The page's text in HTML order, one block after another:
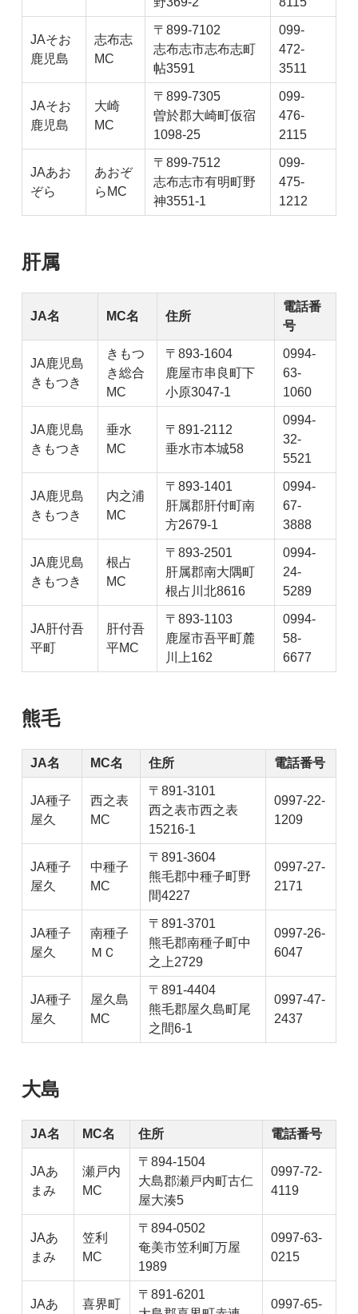
JAそお
鹿児島
志布志
MC
〒899-7102
志布志市志布志町
帖3591
099-
472-
3511
JAそお
鹿児島
大崎
MC
〒899-7305
曽於郡大崎町仮宿
1098-25
099-
476-
2115
JAあお
ぞら
あおぞ
らMC
〒899-7512
志布志市有明町野
神3551-1
099-
475-
1212
肝属
JA名 MC名 住所
電話番
号
JA鹿児島
きもつき
きもつ
き総合
MC
〒893-1604
鹿屋市串良町下
小原3047-1
0994-
63-
1060
JA鹿児島
きもつき
垂水
MC
〒891-2112
垂水市本城58
0994-
32-
5521
JA鹿児島
きもつき
内之浦
MC
〒893-1401
肝属郡肝付町南
方2679-1
0994-
67-
3888
JA鹿児島
きもつき
根占
MC
〒893-2501
肝属郡南大隅町
根占川北8616
0994-
24-
5289
JA肝付吾
平町
肝付吾
平MC
〒893-1103
鹿屋市吾平町麓
川上162
0994-
58-
6677
熊毛
JA名 MC名 住所 電話番号
JA種子
屋久
西之表
MC
〒891-3101
西之表市西之表
15216-1
0997-22-
1209
JA種子
屋久
中種子
MC
〒891-3604
熊毛郡中種子町野
間4227
0997-27-
2171
JA種子
屋久
南種子
ＭＣ
〒891-3701
熊毛郡南種子町中
之上2729
0997-26-
6047
JA種子
屋久
屋久島
MC
〒891-4404
熊毛郡屋久島町尾
之間6-1
0997-47-
2437
大島
JA名 MC名 住所 電話番号
JAあ
まみ
瀬戸内
MC
〒894-1504
大島郡瀬戸内町古仁
屋大湊5
0997-72-
4119
JAあ
まみ
笠利
MC
〒894-0502
奄美市笠利町万屋
1989
0997-63-
0215
JAあ
喜界町
〒891-6201
0997-65-